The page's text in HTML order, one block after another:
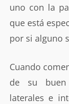
uno con la
que está
por si alguno
Cuando
de su buen
laterales e